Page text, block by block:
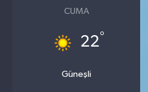
CUMA
22°
Güneşli